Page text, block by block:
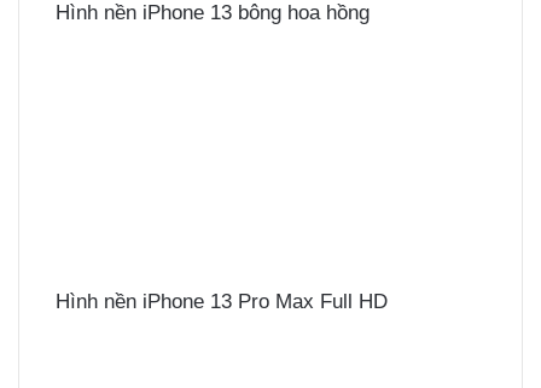
Hình nền iPhone 13 bông hoa hồng
Hình nền iPhone 13 Pro Max Full HD